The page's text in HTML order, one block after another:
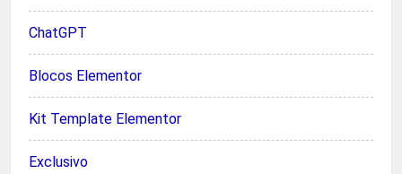
ChatGPT
Blocos Elementor
Kit Template Elementor
Exclusivo